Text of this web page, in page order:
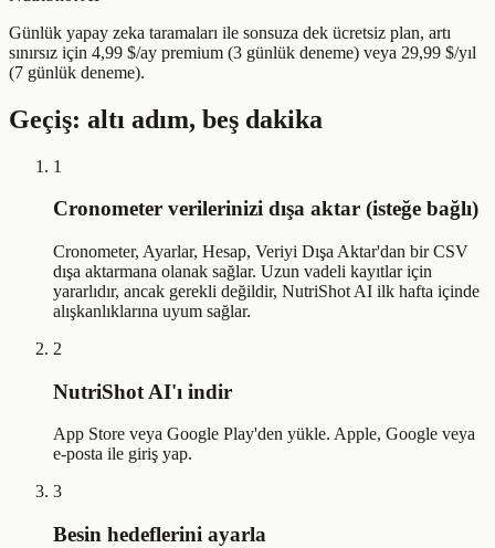
Günlük yapay zeka taramaları ile sonsuza dek ücretsiz plan, artı
sınırsız için 4,99 $/ay premium (3 günlük deneme) veya 29,99 $/yıl
(7 günlük deneme).
Geçiş: altı adım, beş dakika
1
Cronometer verilerinizi dışa aktar (isteğe bağlı)
Cronometer, Ayarlar, Hesap, Veriyi Dışa Aktar'dan bir CSV
dışa aktarmana olanak sağlar. Uzun vadeli kayıtlar için
yararlıdır, ancak gerekli değildir, NutriShot AI ilk hafta içinde
alışkanlıklarına uyum sağlar.
2
NutriShot AI'ı indir
App Store veya Google Play'den yükle. Apple, Google veya
e-posta ile giriş yap.
3
Besin hedeflerini ayarla